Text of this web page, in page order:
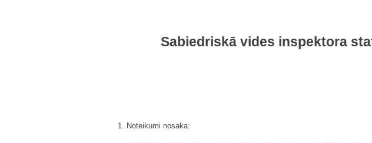
Sabiedriskā vides inspektora
1. Noteikumi nosaka: